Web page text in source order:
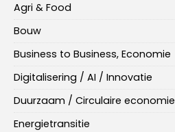
Agri & Food
Bouw
Business to Business, Economie
Digitalisering / AI / Innovatie
Duurzaam / Circulaire economie
Energietransitie